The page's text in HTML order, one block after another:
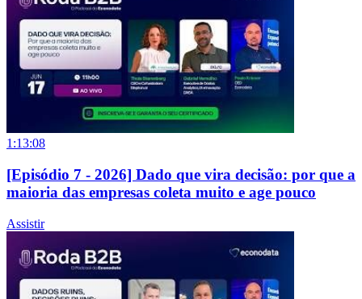
1:13:08
[Episódio 7 - 2026] Dado que vira decisão: por que a
maioria das empresas coleta muito e age pouco
Assistir